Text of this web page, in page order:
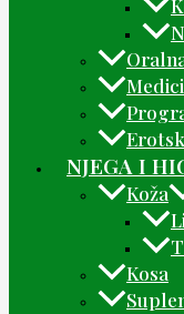
NJEGA I
Koža
Kosa